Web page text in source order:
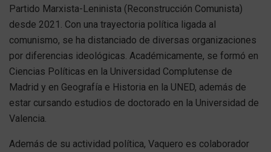
Partido Marxista-Leninista (Reconstrucción Comunista)
desde 2021. Con una trayectoria política ligada al
comunismo, se ha distanciado de diversas organizaciones
por diferencias ideológicas. Académicamente, se formó en
Ciencias Políticas en la Universidad Complutense de
Madrid y en Geografía e Historia en la UNED, además de
estar cursando estudios de doctorado en la Universidad de
Valencia.
Además de su actividad política, Vaquero es colaborador